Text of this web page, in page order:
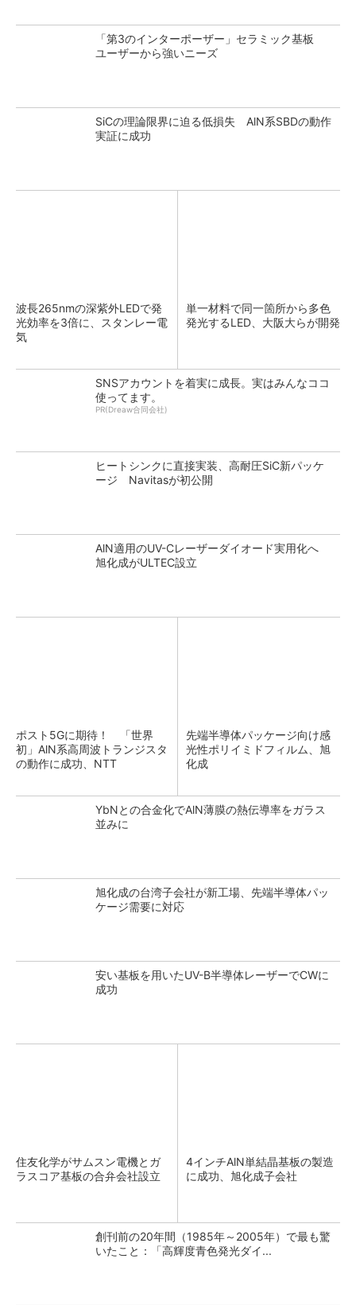
「第3のインターポーザー」セラミック基板
ユーザーから強いニーズ
SiCの理論限界に迫る低損失 AlN系SBDの動作
実証に成功
波長265nmの深紫外LEDで発
光効率を3倍に、スタンレー電
気
単一材料で同一箇所から多色
発光するLED、大阪大らが開発
SNSアカウントを着実に成長。実はみんなココ
使ってます。
PR(Dreaw合同会社)
ヒートシンクに直接実装、高耐圧SiC新パッケ
ージ Navitasが初公開
AlN適用のUV-Cレーザーダイオード実用化へ
旭化成がULTEC設立
ポスト5Gに期待！ 「世界
初」AlN系高周波トランジスタ
の動作に成功、NTT
先端半導体パッケージ向け感
光性ポリイミドフィルム、旭
化成
YbNとの合金化でAlN薄膜の熱伝導率をガラス
並みに
旭化成の台湾子会社が新工場、先端半導体パッ
ケージ需要に対応
安い基板を用いたUV-B半導体レーザーでCWに
成功
住友化学がサムスン電機とガ
ラスコア基板の合弁会社設立
4インチAlN単結晶基板の製造
に成功、旭化成子会社
創刊前の20年間（1985年～2005年）で最も驚
いたこと：「高輝度青色発光ダイ...